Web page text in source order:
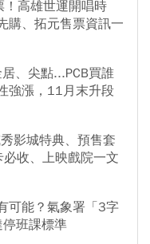
高雄世運開唱時
購、拓元售票資訊一
、尖點...PCB買誰
強漲，11月末升段
影城特典、預售套
收、上映戲院一文
可能？氣象署「3字
班課標準